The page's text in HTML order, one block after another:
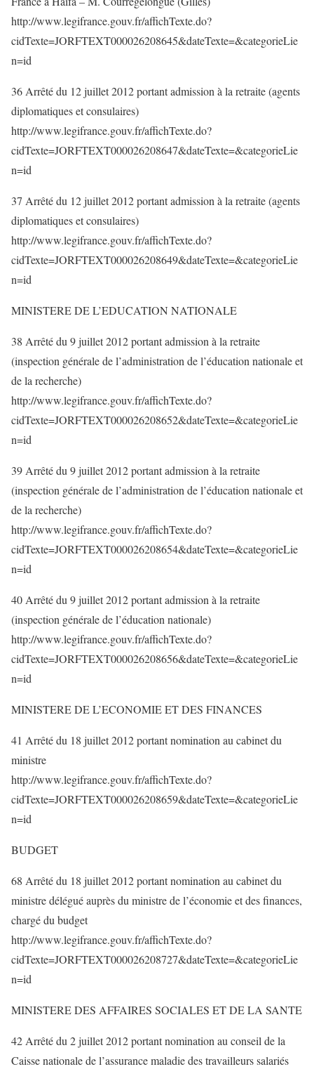
http://www.legifrance.gouv.fr/affichTexte.do?
cidTexte=JORFTEXT000026208645&dateTexte=&categorieLie
n=id
36 Arrêté du 12 juillet 2012 portant admission à la retraite (agents
diplomatiques et consulaires)
http://www.legifrance.gouv.fr/affichTexte.do?
cidTexte=JORFTEXT000026208647&dateTexte=&categorieLie
n=id
37 Arrêté du 12 juillet 2012 portant admission à la retraite (agents
diplomatiques et consulaires)
http://www.legifrance.gouv.fr/affichTexte.do?
cidTexte=JORFTEXT000026208649&dateTexte=&categorieLie
n=id
MINISTERE DE L’EDUCATION NATIONALE
38 Arrêté du 9 juillet 2012 portant admission à la retraite
(inspection générale de l’administration de l’éducation nationale et
de la recherche)
http://www.legifrance.gouv.fr/affichTexte.do?
cidTexte=JORFTEXT000026208652&dateTexte=&categorieLie
n=id
39 Arrêté du 9 juillet 2012 portant admission à la retraite
(inspection générale de l’administration de l’éducation nationale et
de la recherche)
http://www.legifrance.gouv.fr/affichTexte.do?
cidTexte=JORFTEXT000026208654&dateTexte=&categorieLie
n=id
40 Arrêté du 9 juillet 2012 portant admission à la retraite
(inspection générale de l’éducation nationale)
http://www.legifrance.gouv.fr/affichTexte.do?
cidTexte=JORFTEXT000026208656&dateTexte=&categorieLie
n=id
MINISTERE DE L’ECONOMIE ET DES FINANCES
41 Arrêté du 18 juillet 2012 portant nomination au cabinet du
ministre
http://www.legifrance.gouv.fr/affichTexte.do?
cidTexte=JORFTEXT000026208659&dateTexte=&categorieLie
n=id
BUDGET
68 Arrêté du 18 juillet 2012 portant nomination au cabinet du
ministre délégué auprès du ministre de l’économie et des finances,
chargé du budget
http://www.legifrance.gouv.fr/affichTexte.do?
cidTexte=JORFTEXT000026208727&dateTexte=&categorieLie
n=id
MINISTERE DES AFFAIRES SOCIALES ET DE LA SANTE
42 Arrêté du 2 juillet 2012 portant nomination au conseil de la
Caisse nationale de l’assurance maladie des travailleurs salariés